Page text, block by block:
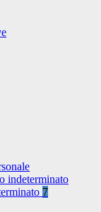
indeterminato
7